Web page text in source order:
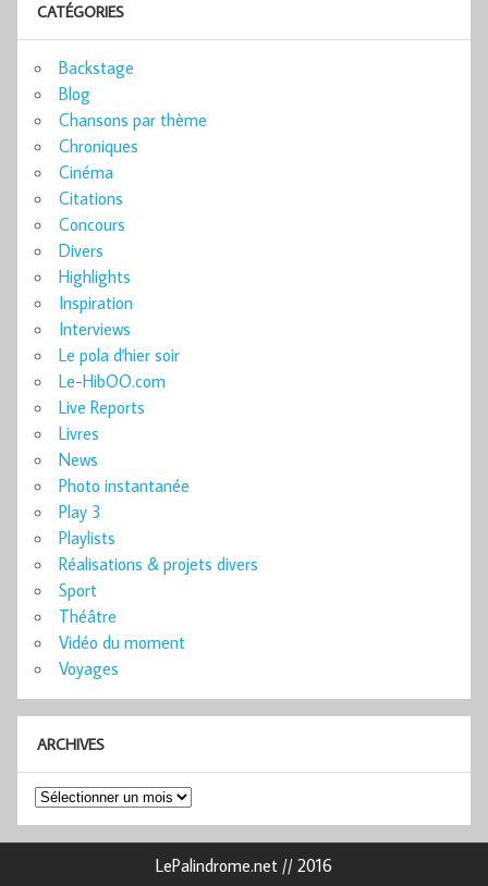
CATÉGORIES
Backstage
Blog
Chansons par thème
Chroniques
Cinéma
Citations
Concours
Divers
Highlights
Inspiration
Interviews
Le pola d'hier soir
Le-HibOO.com
Live Reports
Livres
News
Photo instantanée
Play 3
Playlists
Réalisations & projets divers
Sport
Théâtre
Vidéo du moment
Voyages
ARCHIVES
Archives
LePalindrome.net // 2016